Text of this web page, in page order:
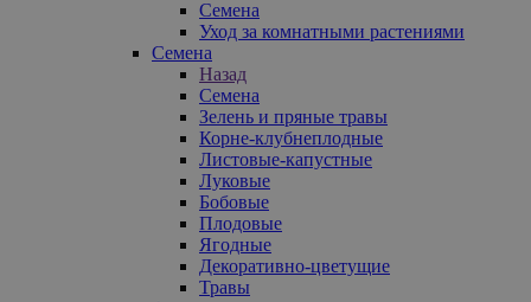
Семена
Уход за комнатными растениями
Семена
Назад
Семена
Зелень и пряные травы
Корне-клубнеплодные
Листовые-капустные
Луковые
Бобовые
Плодовые
Ягодные
Декоративно-цветущие
Травы